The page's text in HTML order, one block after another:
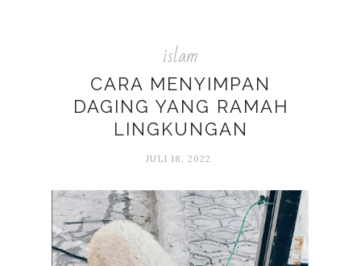
islam
CARA MENYIMPAN
DAGING YANG RAMAH
LINGKUNGAN
JULI 18, 2022